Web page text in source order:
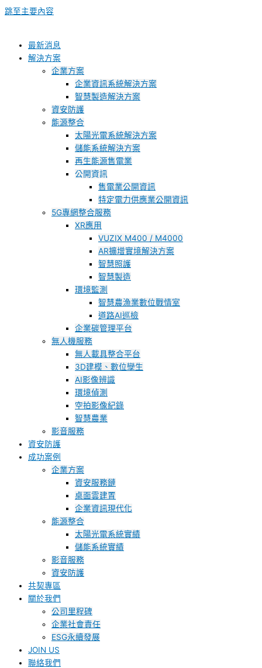
跳至主要內容
最新消息
解決方案
企業方案
企業資訊系統解決方案
智慧製造解決方案
資安防護
能源整合
太陽光電系統解決方案
儲能系統解決方案
再生能源售電業
公開資訊
售電業公開資訊
特定電力供應業公開資訊
5G專網整合服務
XR應用
VUZIX M400 / M4000
AR擴增實境解決方案
智慧照護
智慧製造
環境監測
智慧農漁業數位戰情室
道路AI巡檢
企業碳管理平台
無人機服務
無人載具整合平台
3D建模、數位孿生
AI影像辨識
環境偵測
空拍影像紀錄
智慧農業
影音服務
資安防護
成功案例
企業方案
資安服務鏈
桌面雲建置
企業資訊現代化
能源整合
太陽光電系統實績
儲能系統實績
影音服務
資安防護
共契專區
關於我們
公司里程碑
企業社會責任
ESG永續發展
JOIN US
聯絡我們